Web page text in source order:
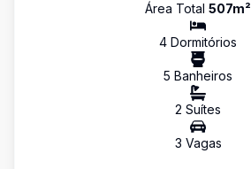
Área Total 507m²
4 Dormitórios
5 Banheiros
2 Suítes
3 Vagas